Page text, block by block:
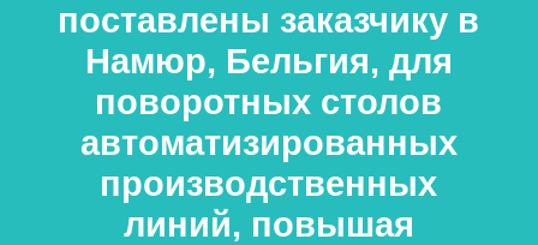
поставлены заказчику в
Намюр, Бельгия, для
поворотных столов
автоматизированных
производственных
линий, повышая